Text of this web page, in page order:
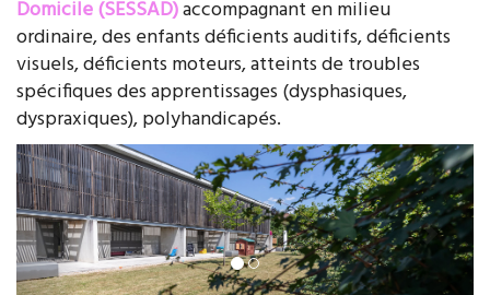
Domicile (SESSAD)accompagnant en milieu
ordinaire, des enfants déficients auditifs, déficients
visuels, déficients moteurs, atteints de troubles
spécifiques des apprentissages (dysphasiques,
dyspraxiques), polyhandicapés.
Previous Next